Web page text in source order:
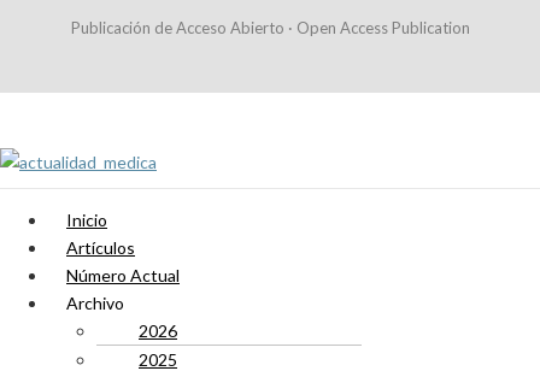
Publicación de Acceso Abierto · Open Access Publication
Inicio
Artículos
Número Actual
Archivo
2026
2025